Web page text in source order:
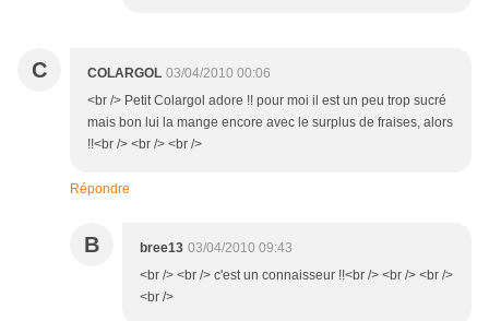
C COLARGOL 03/04/2010 00:06
<br /> Petit Colargol adore !! pour moi il est un peu trop sucré
mais bon lui la mange encore avec le surplus de fraises, alors
!!<br /> <br /> <br />
Répondre
B bree13 03/04/2010 09:43
<br /> <br /> c'est un connaisseur !!<br /> <br /> <br />
<br />